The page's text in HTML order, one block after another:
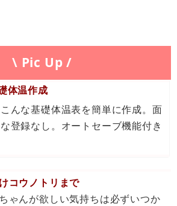
\ Pic Up /
体温作成
んな基礎体温表を簡単に作成。面
登録なし。オートセーブ機能付き
コウノトリまで
ゃんが欲しい気持ちは必ずいつか